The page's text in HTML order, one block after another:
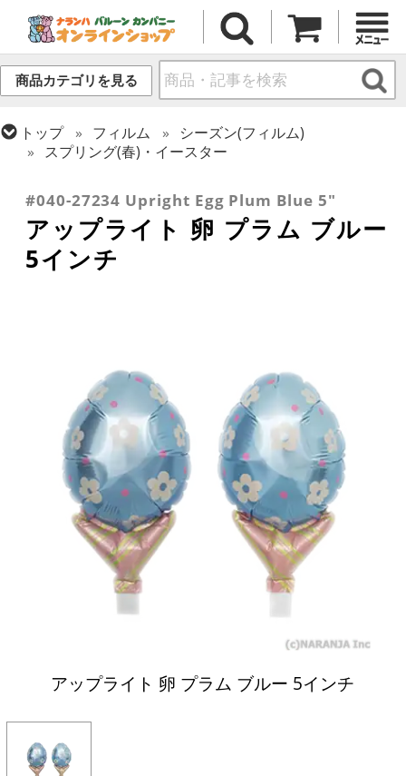
商品カテゴリを見る
トップ フィルム
シーズン(フィルム)
スプリング(春)・イースター
#040-27234 Upright Egg Plum Blue 5"
アップライト 卵 プラム ブルー
5インチ
アップライト 卵 プラム ブルー 5インチ